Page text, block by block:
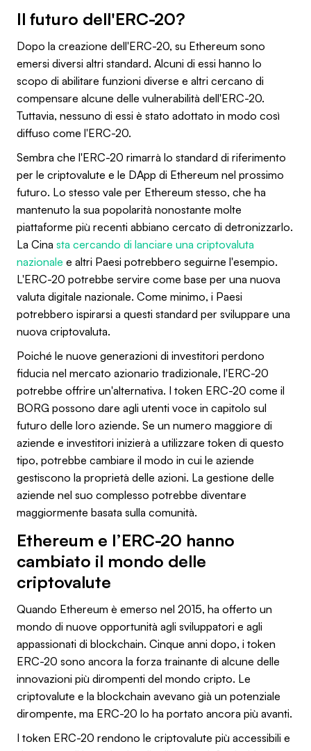
Il futuro dell'ERC-20?
Dopo la creazione dell'ERC-20, su Ethereum sono
emersi diversi altri standard. Alcuni di essi hanno lo
scopo di abilitare funzioni diverse e altri cercano di
compensare alcune delle vulnerabilità dell'ERC-20.
Tuttavia, nessuno di essi è stato adottato in modo così
diffuso come l'ERC-20.
Sembra che l'ERC-20 rimarrà lo standard di riferimento
per le criptovalute e le DApp di Ethereum nel prossimo
futuro. Lo stesso vale per Ethereum stesso, che ha
mantenuto la sua popolarità nonostante molte
piattaforme più recenti abbiano cercato di detronizzarlo.
La Cina sta cercando di lanciare una criptovaluta
nazionale e altri Paesi potrebbero seguirne l'esempio.
L'ERC-20 potrebbe servire come base per una nuova
valuta digitale nazionale. Come minimo, i Paesi
potrebbero ispirarsi a questi standard per sviluppare una
nuova criptovaluta.
Poiché le nuove generazioni di investitori perdono
fiducia nel mercato azionario tradizionale, l'ERC-20
potrebbe offrire un'alternativa. I token ERC-20 come il
BORG possono dare agli utenti voce in capitolo sul
futuro delle loro aziende. Se un numero maggiore di
aziende e investitori inizierà a utilizzare token di questo
tipo, potrebbe cambiare il modo in cui le aziende
gestiscono la proprietà delle azioni. La gestione delle
aziende nel suo complesso potrebbe diventare
maggiormente basata sulla comunità.
Ethereum e l’ERC-20 hanno
cambiato il mondo delle
criptovalute
Quando Ethereum è emerso nel 2015, ha offerto un
mondo di nuove opportunità agli sviluppatori e agli
appassionati di blockchain. Cinque anni dopo, i token
ERC-20 sono ancora la forza trainante di alcune delle
innovazioni più dirompenti del mondo cripto. Le
criptovalute e la blockchain avevano già un potenziale
dirompente, ma ERC-20 lo ha portato ancora più avanti.
I token ERC-20 rendono le criptovalute più accessibili e